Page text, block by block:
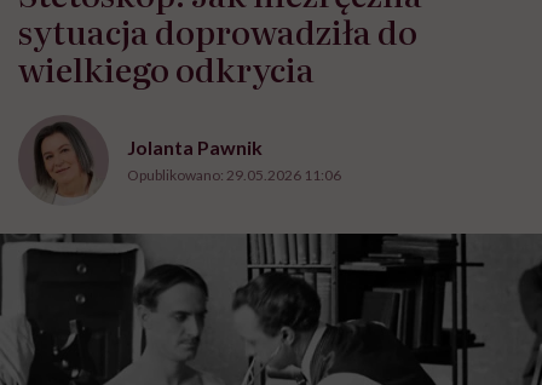
sytuacja doprowadziła do
wielkiego odkrycia
Jolanta Pawnik
Opublikowano: 29.05.2026 11:06